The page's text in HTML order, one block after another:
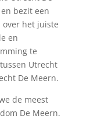
bezit een
het juiste
en
te
Utrecht
De Meern.
de meest
De Meern.